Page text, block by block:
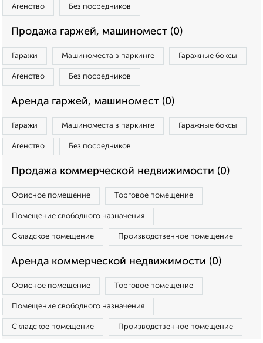
Агенство Без посредников
Продажа гаржей, машиномест (0)
Гаражи Машиноместа в паркинге Гаражные боксы
Агенство Без посредников
Аренда гаржей, машиномест (0)
Гаражи Машиноместа в паркинге Гаражные боксы
Агенство Без посредников
Продажа коммерческой недвижимости (0)
Офисное помещение Торговое помещение
Помещение свободного назначения
Складское помещение Производственное помещение
Аренда коммерческой недвижимости (0)
Офисное помещение Торговое помещение
Помещение свободного назначения
Складское помещение Производственное помещение